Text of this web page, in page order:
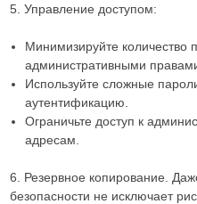
5. Управление доступом:
Минимизируйте количество
административными
Используйте сложные
аутентификацию.
Ограничьте доступ к
адресам.
6. Резервное копирование.
безопасности не исключает